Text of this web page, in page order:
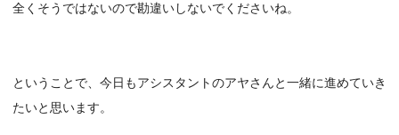
全くそうではないので勘違いしないでくださいね。
ということで、今日もアシスタントのアヤさんと一緒に進めていき
たいと思います。